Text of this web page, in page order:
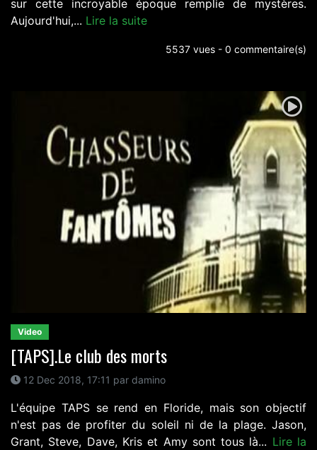
sur cette incroyable époque remplie de mystères.
Aujourd'hui,... Lire la suite
5537 vues - 0 commentaire(s)
Video
[TAPS].Le club des morts
12 Dec 2018, 17:11 par damino
L'équipe TAPS se rend en Floride, mais son objectif
n'est pas de profiter du soleil ni de la plage. Jason,
Grant, Steve, Dave, Kris et Amy sont tous là... Lire la